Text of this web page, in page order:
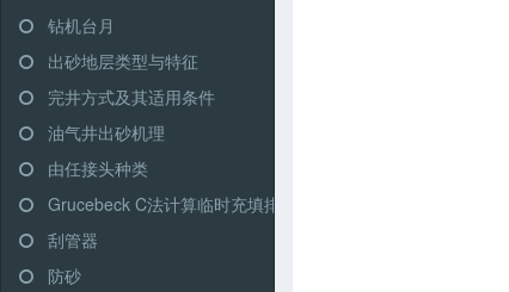
钻机台月
出砂地层类型与特征
完井方式及其适用条件
油气井出砂机理
由任接头种类
Grucebeck C法计算临时充填排量
刮管器
防砂